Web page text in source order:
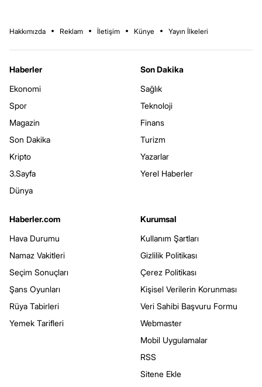
Hakkımızda Reklam İletişim Künye Yayın İlkeleri
Haberler
Ekonomi
Spor
Magazin
Son Dakika
Kripto
3.Sayfa
Dünya
Son Dakika
Sağlık
Teknoloji
Finans
Turizm
Yazarlar
Yerel Haberler
Haberler.com
Hava Durumu
Namaz Vakitleri
Seçim Sonuçları
Şans Oyunları
Rüya Tabirleri
Yemek Tarifleri
Kurumsal
Kullanım Şartları
Gizlilik Politikası
Çerez Politikası
Kişisel Verilerin Korunması
Veri Sahibi Başvuru Formu
Webmaster
Mobil Uygulamalar
RSS
Sitene Ekle